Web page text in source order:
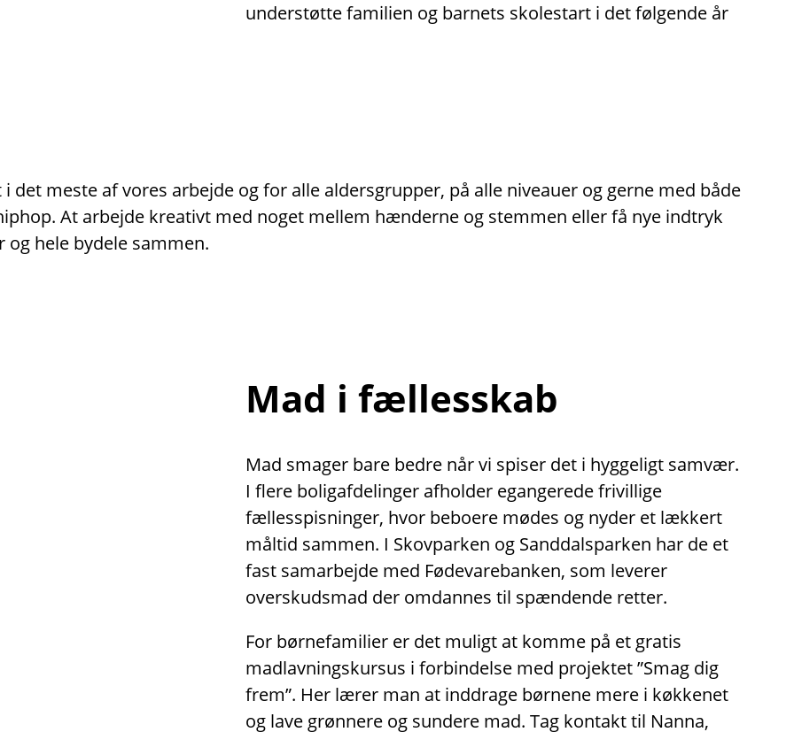
understøtte familien og barnets skolestart i det følgende år
meste af vores arbejde og for alle aldersgrupper, på alle niveauer og gerne med både
At arbejde kreativt med noget mellem hænderne og stemmen eller få nye indtryk
hele bydele sammen.
Mad i fællesskab
Mad smager bare bedre når vi spiser det i hyggeligt samvær.
I flere boligafdelinger afholder egangerede frivillige
fællesspisninger, hvor beboere mødes og nyder et lækkert
måltid sammen. I Skovparken og Sanddalsparken har de et
fast samarbejde med Fødevarebanken, som leverer
overskudsmad der omdannes til spændende retter.
For børnefamilier er det muligt at komme på et gratis
madlavningskursus i forbindelse med projektet ”Smag dig
frem”. Her lærer man at inddrage børnene mere i køkkenet
og lave grønnere og sundere mad. Tag kontakt til Nanna,